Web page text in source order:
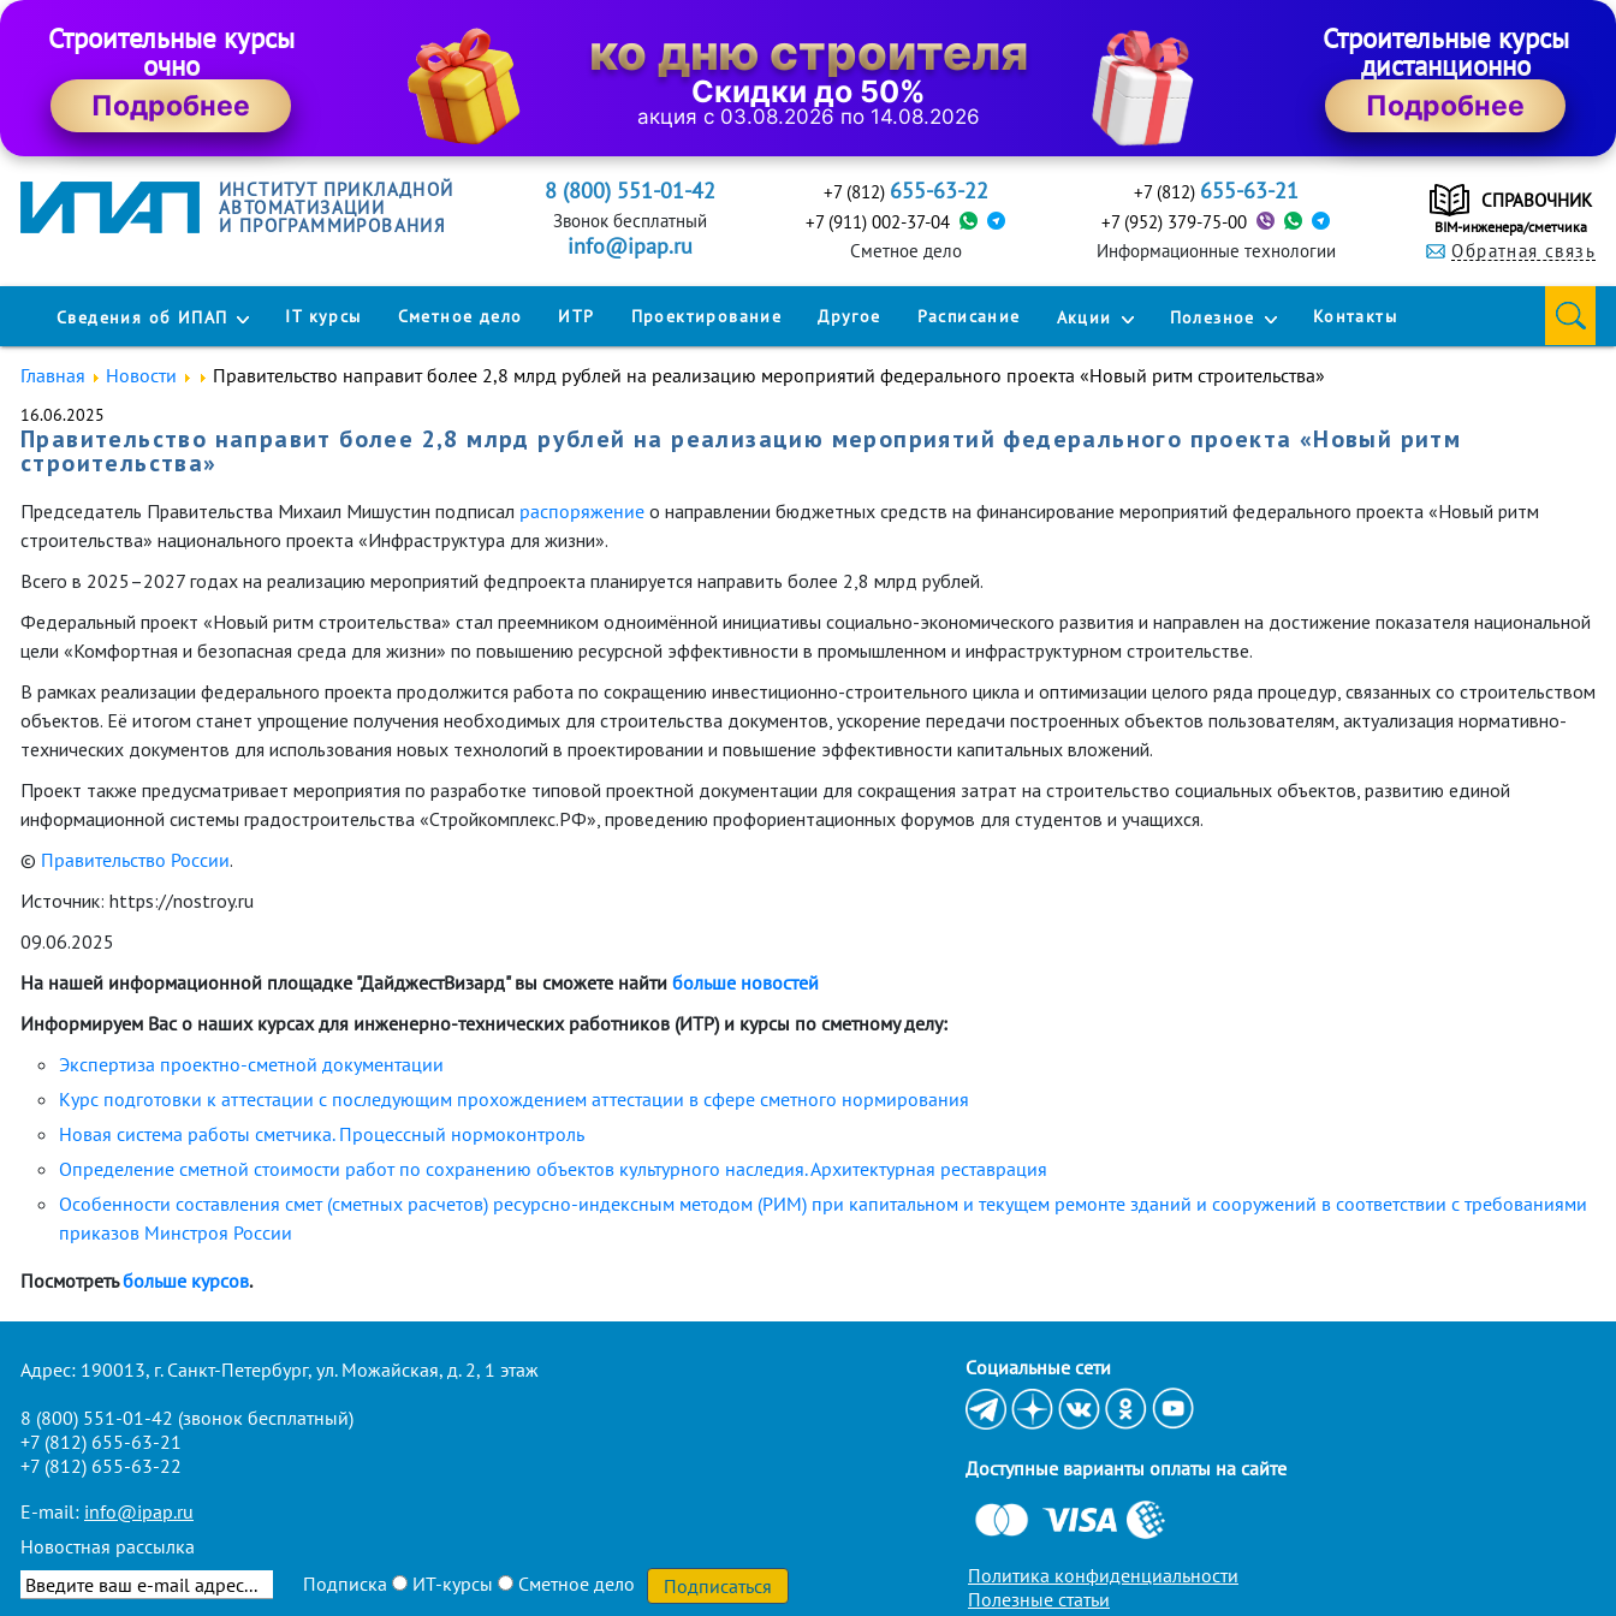
Строительные курсы
очно
Подробнее
ко дню строителя
Скидки до 50%
акция с 03.08.2026 по 14.08.2026
Строительные курсы
дистанционно
Подробнее
ИНСТИТУТ ПРИКЛАДНОЙ
АВТОМАТИЗАЦИИ
И ПРОГРАММИРОВАНИЯ
8 (800) 551-01-42
Звонок бесплатный
info@ipap.ru
+7 (812) 655-63-22
+7 (911) 002-37-04
Cметное дело
+7 (812) 655-63-21
+7 (952) 379-75-00
Информационные технологии
СПРАВОЧНИК
BIM-инженера/сметчика
Обратная связь
Сведения об ИПАП IT курсы Сметное дело ИТР Проектирование Другое Расписание Акции Полезное Контакты
Главная Новости Правительство направит более 2,8 млрд рублей на реализацию мероприятий федерального проекта «Новый ритм строительства»
16.06.2025
Правительство направит более 2,8 млрд рублей на реализацию мероприятий федерального проекта «Новый ритм
строительства»
Председатель Правительства Михаил Мишустин подписал распоряжение о направлении бюджетных средств на финансирование мероприятий федерального проекта «Новый ритм
строительства» национального проекта «Инфраструктура для жизни».
Всего в 2025–2027 годах на реализацию мероприятий федпроекта планируется направить более 2,8 млрд рублей.
Федеральный проект «Новый ритм строительства» стал преемником одноимённой инициативы социально-экономического развития и направлен на достижение показателя национальной
цели «Комфортная и безопасная среда для жизни» по повышению ресурсной эффективности в промышленном и инфраструктурном строительстве.
В рамках реализации федерального проекта продолжится работа по сокращению инвестиционно-строительного цикла и оптимизации целого ряда процедур, связанных со строительством
объектов. Её итогом станет упрощение получения необходимых для строительства документов, ускорение передачи построенных объектов пользователям, актуализация нормативно-
технических документов для использования новых технологий в проектировании и повышение эффективности капитальных вложений.
Проект также предусматривает мероприятия по разработке типовой проектной документации для сокращения затрат на строительство социальных объектов, развитию единой
информационной системы градостроительства «Стройкомплекс.РФ», проведению профориентационных форумов для студентов и учащихся.
© Правительство России.
Источник: https://nostroy.ru
09.06.2025
На нашей информационной площадке "ДайджестВизард" вы сможете найти больше новостей
Информируем Вас о наших курсах для инженерно-технических работников (ИТР) и курсы по сметному делу:
Экспертиза проектно-сметной документации
Курс подготовки к аттестации с последующим прохождением аттестации в сфере сметного нормирования
Новая система работы сметчика. Процессный нормоконтроль
Определение сметной стоимости работ по сохранению объектов культурного наследия. Архитектурная реставрация
Особенности составления смет (сметных расчетов) ресурсно-индексным методом (РИМ) при капитальном и текущем ремонте зданий и сооружений в соответствии с требованиями
приказов Минстроя России
Посмотретьбольше курсов.
Адрес: 190013, г. Санкт-Петербург, ул. Можайская, д. 2, 1 этаж
8 (800) 551-01-42 (звонок бесплатный)
+7 (812) 655-63-21
+7 (812) 655-63-22
E-mail: info@ipap.ru
Новостная рассылка
Подписка
ИТ-курсы Сметное дело
Cоциальные сети
Доступные варианты оплаты на сайте
Политика конфиденциальности
Полезные статьи